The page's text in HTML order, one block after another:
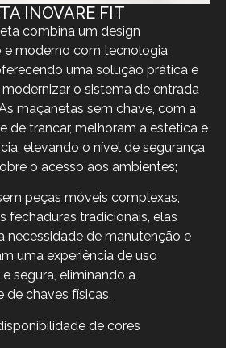
INOVARE FIT
combina um design
e moderno com tecnologia
uma solução prática e
o sistema de entrada
maçanetas sem chave, com a
de trancar, melhoram a estética e
elevando o nível de segurança
o acesso aos ambientes;
peças móveis complexas,
fechaduras tradicionais, elas
necessidade de manutenção e
uma experiência de uso
segura, eliminando a
de chaves físicas.
de cores